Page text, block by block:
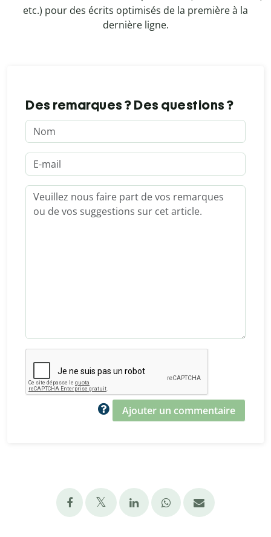
etc.) pour des écrits optimisés de la première à la
dernière ligne.
Des remarques ? Des questions ?
Ajouter un commentaire